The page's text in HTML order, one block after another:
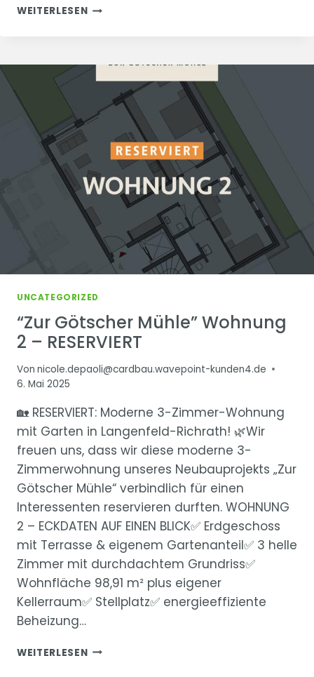
WEITERLESEN“ZUR
–
RESERVIERT
UNCATEGORIZED
“Zur Götscher Mühle” Wohnung
2 – RESERVIERT
Von nicole.depaoli@cardbau.wavepoint-kunden4.de
6. Mai 2025
🏡 RESERVIERT: Moderne 3-Zimmer-Wohnung
mit Garten in Langenfeld-Richrath! 🌿Wir
freuen uns, dass wir diese moderne 3-
Zimmerwohnung unseres Neubauprojekts „Zur
Götscher Mühle“ verbindlich für einen
Interessenten reservieren durften. WOHNUNG
2 – ECKDATEN AUF EINEN BLICK✅ Erdgeschoss
mit Terrasse & eigenem Gartenanteil✅ 3 helle
Zimmer mit durchdachtem Grundriss✅
Wohnfläche 98,91 m² plus eigener
Kellerraum✅ Stellplatz✅ energieeffiziente
Beheizung…
WEITERLESEN“ZUR